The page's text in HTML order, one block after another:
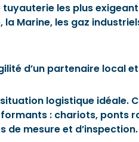
les plus
Marine, les gaz
d’un partenaire local
logistique idéale.
: chariots,
mesure et d’inspection.